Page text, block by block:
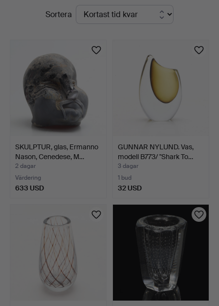
Malmö
PågåendeSortera
SKULPTUR, glas, Ermanno
Nason, Cenedese, M…
2 dagar
Värdering
633 USD
GUNNAR NYLUND. Vas,
modell B773/ "Shark To…
3 dagar
1 bud
32 USD